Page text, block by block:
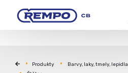
Produkty Barvy, laky, tmely, lepidla